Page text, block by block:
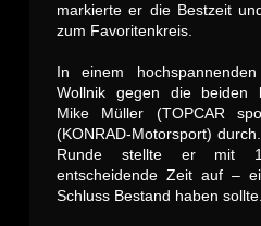
markierte er die Bestzeit
zum Favoritenkreis.
In einem
Wollnik gegen die beiden
Mike Müller (TOPCAR
(KONRAD-Motorsport)
Runde stellte er mit
entscheidende Zeit auf –
Schluss Bestand haben sollte.